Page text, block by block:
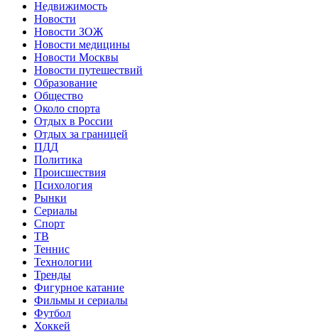
Недвижимость
Новости
Новости ЗОЖ
Новости медицины
Новости Москвы
Новости путешествий
Образование
Общество
Около спорта
Отдых в России
Отдых за границей
ПДД
Политика
Происшествия
Психология
Рынки
Сериалы
Спорт
ТВ
Теннис
Технологии
Тренды
Фигурное катание
Фильмы и сериалы
Футбол
Хоккей